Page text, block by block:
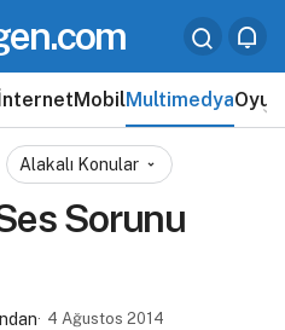
MobilMultimedyaOyun
Alakalı Konular
Sorunu
4 Ağustos 2014